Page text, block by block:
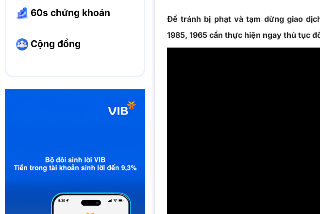
60s chứng khoán
Cộng đồng
Để tránh bị phạt và tạm dừng giao
1985, 1965 cần thực hiện ngay thủ tục